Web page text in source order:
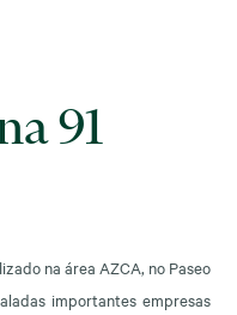
91
na área AZCA, no Paseo
importantes empresas